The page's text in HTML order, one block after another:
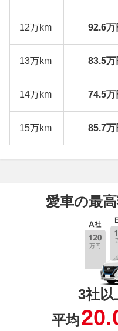
12万km 92.6万
13万km 83.5万
14万km 74.5万
15万km 85.7万
愛車の最
3社以
平均